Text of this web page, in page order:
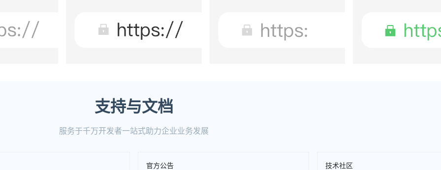
支持与文档
服务于千万开发者一站式助力企业业务发展
官方公告 技术社区